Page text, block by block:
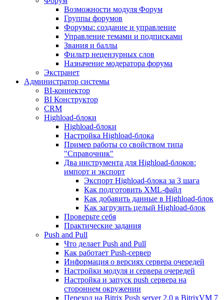
Возможности модуля Форум
Группы форумов
Форумы: создание и управление
Управление темами и подписками
Звания и баллы
Фильтр нецензурных слов
Назначение модератора форума
Экстранет
Администратор системы
BI-коннектор
BI Конструктор
CRM
Highload-блоки
Highload-блоки
Настройка Highload-блока
Пример работы со свойством типа
"Справочник"
Два инструмента для Highload-блоков:
импорт и экспорт
Экспорт Highload-блока за 3 шага
Как подготовить XML-файл
Как добавить данные в Highload-блок
Как загрузить целый Highload-блок
Проверьте себя
Практические задания
Push and Pull
Что делает Push and Pull
Как работает Push-сервер
Информация о версиях сервера очередей
Настройки модуля и сервера очередей
Настройка и запуск push сервера на
стороннем окружении
Переход на Bitrix Push server 2.0 в BitrixVM 7